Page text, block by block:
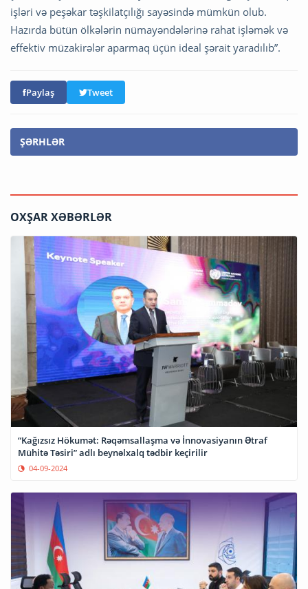
işləri və peşəkar təşkilatçılığı sayəsində mümkün olub.
Hazırda bütün ölkələrin nümayəndələrinə rahat işləmək və
effektiv müzakirələr aparmaq üçün ideal şərait yaradılıb”.
Paylaş Tweet
ŞƏRHLƏR
OXŞAR XƏBƏRLƏR
“Kağızsız Hökumət: Rəqəmsallaşma və İnnovasiyanın Ətraf
Mühitə Təsiri” adlı beynəlxalq tədbir keçirilir
04-09-2024